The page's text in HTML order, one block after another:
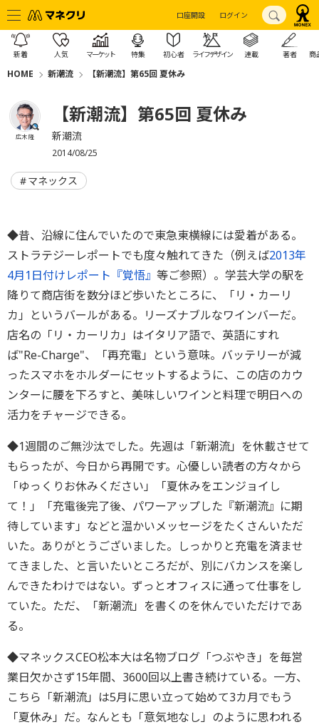
口座開設 ログイン
新着 人気 マーケット 特集 初心者 ライフデザイン 連載 著者 商
HOME 新潮流 【新潮流】第65回 夏休み
広木 隆
【新潮流】第65回 夏休み
新潮流
2014/08/25
マネックス
◆昔、沿線に住んでいたので東急東横線には愛着がある。
ストラテジーレポートでも度々触れてきた（例えば2013年
4月1日付けレポート『覚悟』 等ご参照）。学芸大学の駅を
降りて商店街を数分ほど歩いたところに、「リ・カーリ
カ」というバールがある。リーズナブルなワインバーだ。
店名の「リ・カーリカ」はイタリア語で、英語にすれ
ば"Re-Charge"、「再充電」という意味。バッテリーが減
ったスマホをホルダーにセットするように、この店のカウ
ンターに腰を下ろすと、美味しいワインと料理で明日への
活力をチャージできる。
◆1週間のご無沙汰でした。先週は「新潮流」を休載させて
もらったが、今日から再開です。心優しい読者の方々から
「ゆっくりお休みください」「夏休みをエンジョイし
て！」「充電後完了後、パワーアップした『新潮流』に期
待しています」などと温かいメッセージをたくさんいただ
いた。ありがとうございました。しっかりと充電を済ませ
てきました、と言いたいところだが、別にバカンスを楽し
んできたわけではない。ずっとオフィスに通って仕事をし
ていた。ただ、「新潮流」を書くのを休んでいただけであ
る。
◆マネックスCEO松本大は名物ブログ「つぶやき」を毎営
業日欠かさず15年間、3600回以上書き続けている。一方、
こちら「新潮流」は5月に思い立って始めて3カ月でもう
「夏休み」だ。なんとも「意気地なし」のように思われる